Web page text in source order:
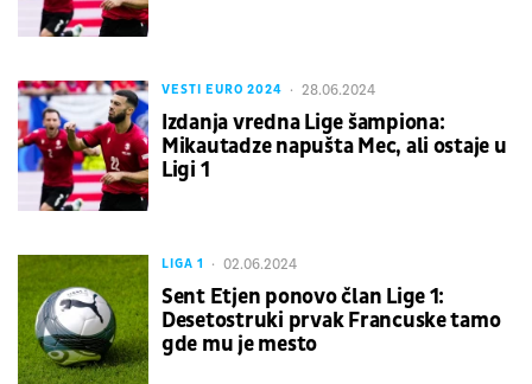
VESTI EURO 2024 28.06.2024
Izdanja vredna Lige šampiona:
Mikautadze napušta Mec, ali ostaje u
Ligi 1
LIGA 1 02.06.2024
Sent Etjen ponovo član Lige 1:
Desetostruki prvak Francuske tamo
gde mu je mesto